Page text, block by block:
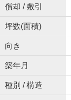
償却 / 敷引
坪数(面積)
向き
築年月
種別 / 構造